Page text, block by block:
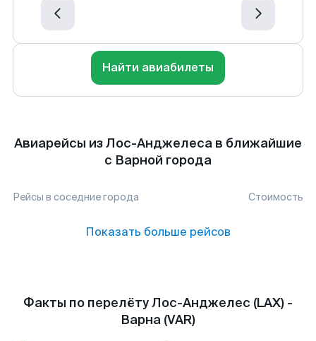
Найти авиабилеты
Авиарейсы из Лос-Анджелеса в ближайшие
с Варной города
Рейсы в соседние города Стоимость
Показать больше рейсов
Факты по перелёту Лос-Анджелес (LAX) -
Варна (VAR)